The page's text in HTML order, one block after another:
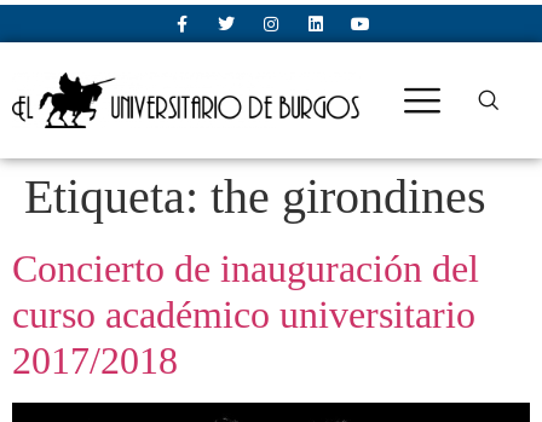
Etiqueta: the girondines
Concierto de inauguración del
curso académico universitario
2017/2018